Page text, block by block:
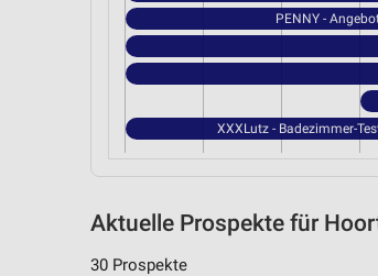
PENNY -
XXXLutz - Badezimmer-
Aktuelle Prospekte für
30 Prospekte